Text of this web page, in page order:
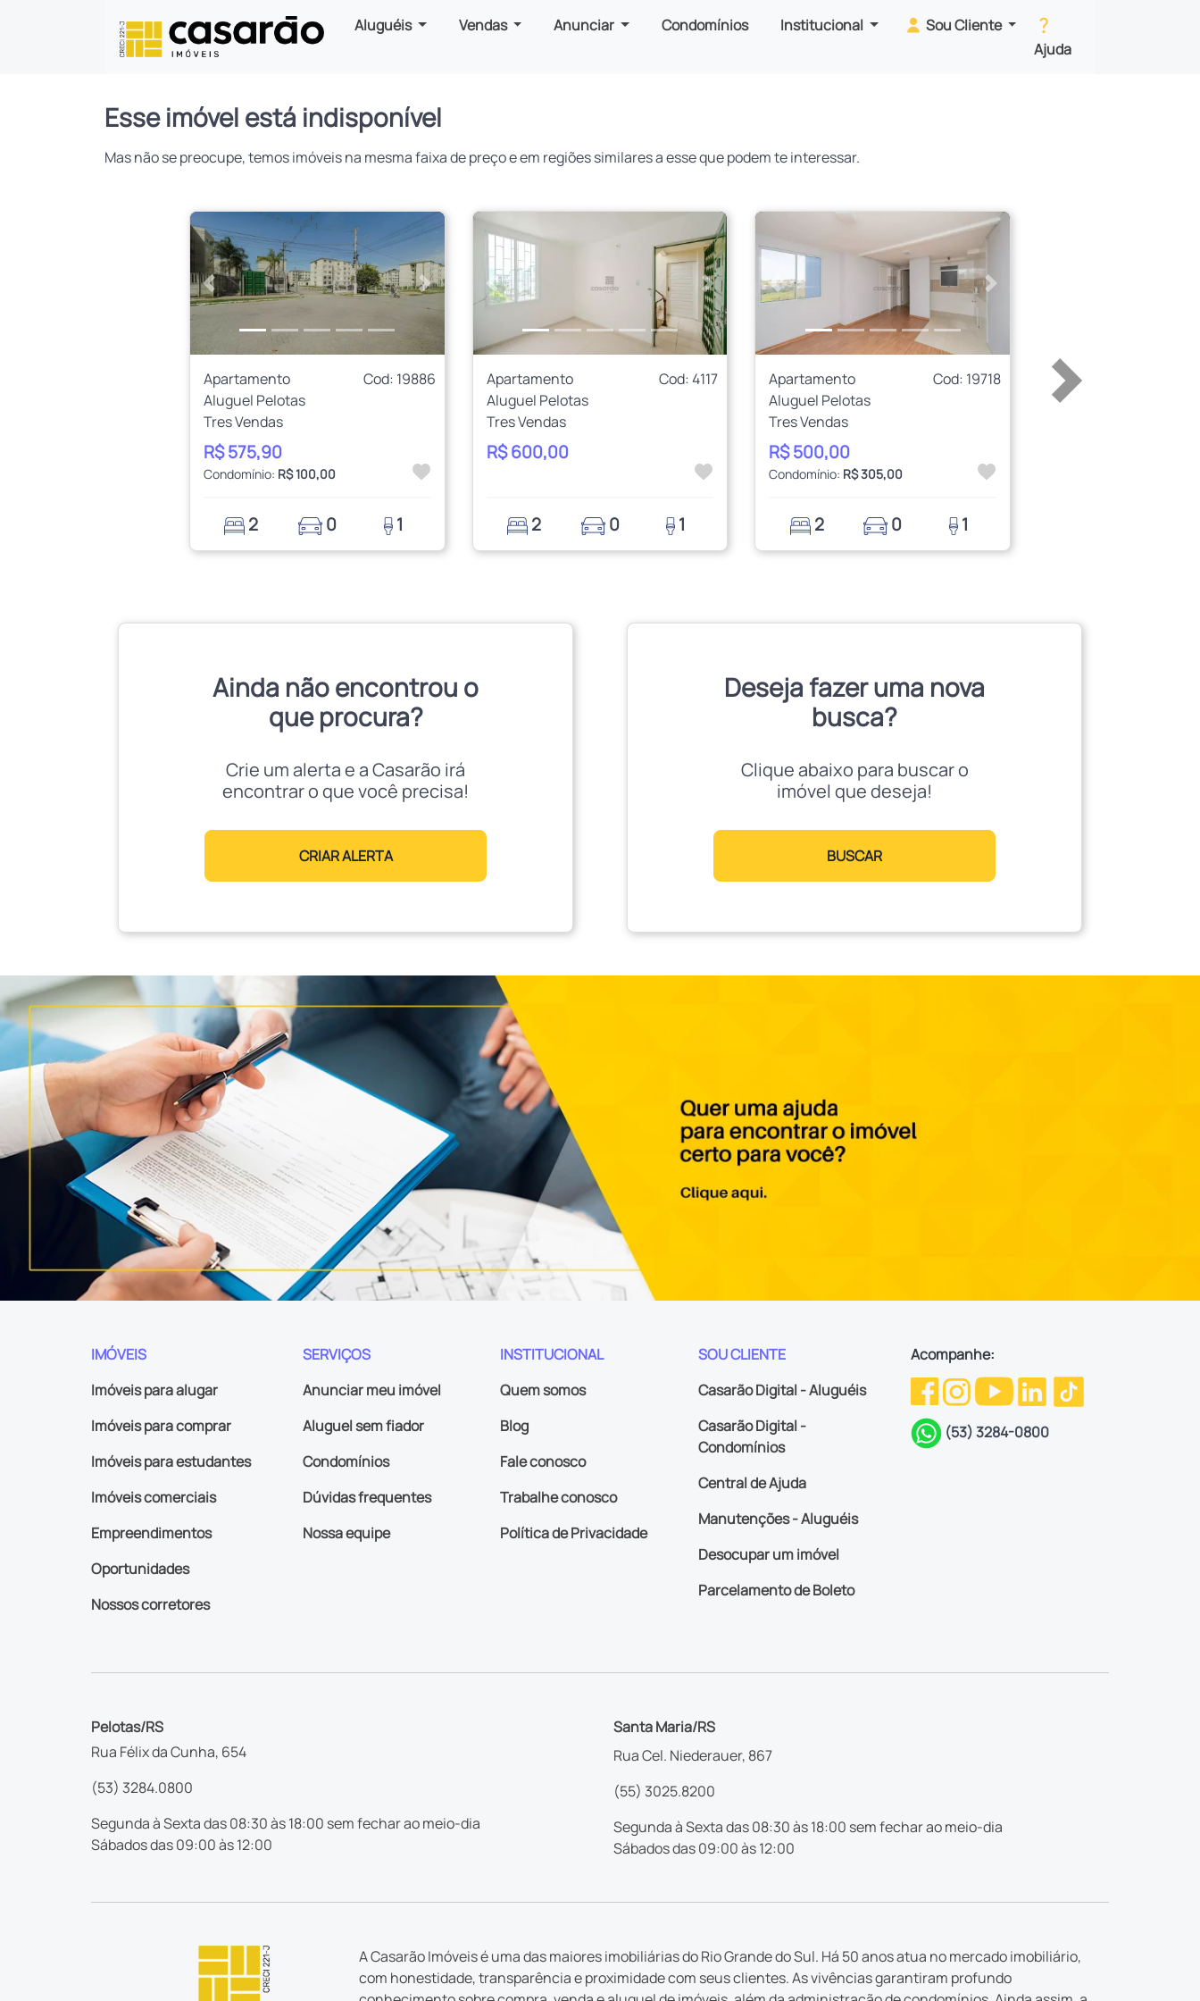
Aluguéis Vendas Anunciar Condomínios Institucional
Sou Cliente
Ajuda
Esse imóvel está indisponível
Mas não se preocupe, temos imóveis na mesma faixa de preço e em regiões similares a esse que podem te interessar.
Anterior Próximo
Apartamento
Cod: 19886
Aluguel Pelotas
Tres Vendas
R$ 575,90
Condomínio: R$ 100,00
2 0 1
Anterior Próximo
Apartamento
Cod: 4117
Aluguel Pelotas
Tres Vendas
R$ 600,00
2 0 1
Anterior Próximo
Apartamento
Cod: 19718
Aluguel Pelotas
Tres Vendas
R$ 500,00
Condomínio: R$ 305,00
2 0 1
Ainda não encontrou o
que procura?
Crie um alerta e a Casarão irá
encontrar o que você precisa!
CRIAR ALERTA
Deseja fazer uma nova
busca?
Clique abaixo para buscar o
imóvel que deseja!
BUSCAR
IMÓVEIS
Imóveis para alugar
Imóveis para comprar
Imóveis para estudantes
Imóveis comerciais
Empreendimentos
Oportunidades
Nossos corretores
SERVIÇOS
Anunciar meu imóvel
Aluguel sem fiador
Condomínios
Dúvidas frequentes
Nossa equipe
INSTITUCIONAL
Quem somos
Blog
Fale conosco
Trabalhe conosco
Política de Privacidade
SOU CLIENTE
Casarão Digital - Aluguéis
Casarão Digital -
Condomínios
Central de Ajuda
Manutenções - Aluguéis
Desocupar um imóvel
Parcelamento de Boleto
Acompanhe:
(53) 3284-0800
Pelotas/RS
Rua Félix da Cunha, 654
(53) 3284.0800
Segunda à Sexta das 08:30 às 18:00 sem fechar ao meio-dia
Sábados das 09:00 às 12:00
Santa Maria/RS
Rua Cel. Niederauer, 867
(55) 3025.8200
Segunda à Sexta das 08:30 às 18:00 sem fechar ao meio-dia
Sábados das 09:00 às 12:00
A Casarão Imóveis é uma das maiores imobiliárias do Rio Grande do Sul. Há 50 anos atua no mercado imobiliário,
com honestidade, transparência e proximidade com seus clientes. As vivências garantiram profundo